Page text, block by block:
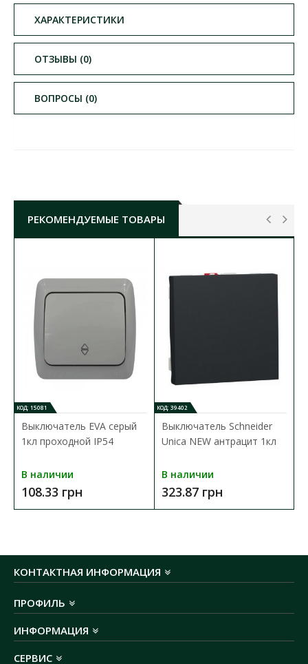
ХАРАКТЕРИСТИКИ
ОТЗЫВЫ (0)
ВОПРОСЫ (0)
РЕКОМЕНДУЕМЫЕ ТОВАРЫ
КОД: 15081
Выключатель EVA серый
1кл проходной IP54
В наличии
108.33 грн
КОД: 39402
Выключатель Schneider
Unica NEW антрацит 1кл
В наличии
323.87 грн
КОНТАКТНАЯ ИНФОРМАЦИЯ
ПРОФИЛЬ
ИНФОРМАЦИЯ
СЕРВИС